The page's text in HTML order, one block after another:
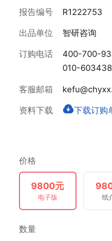
报告编号 R1222753
出品单位 智研咨询
订购电话
400-700-
010-
客服邮箱
资料下载 下载订购
价格
9800元
电子版 纸
数量